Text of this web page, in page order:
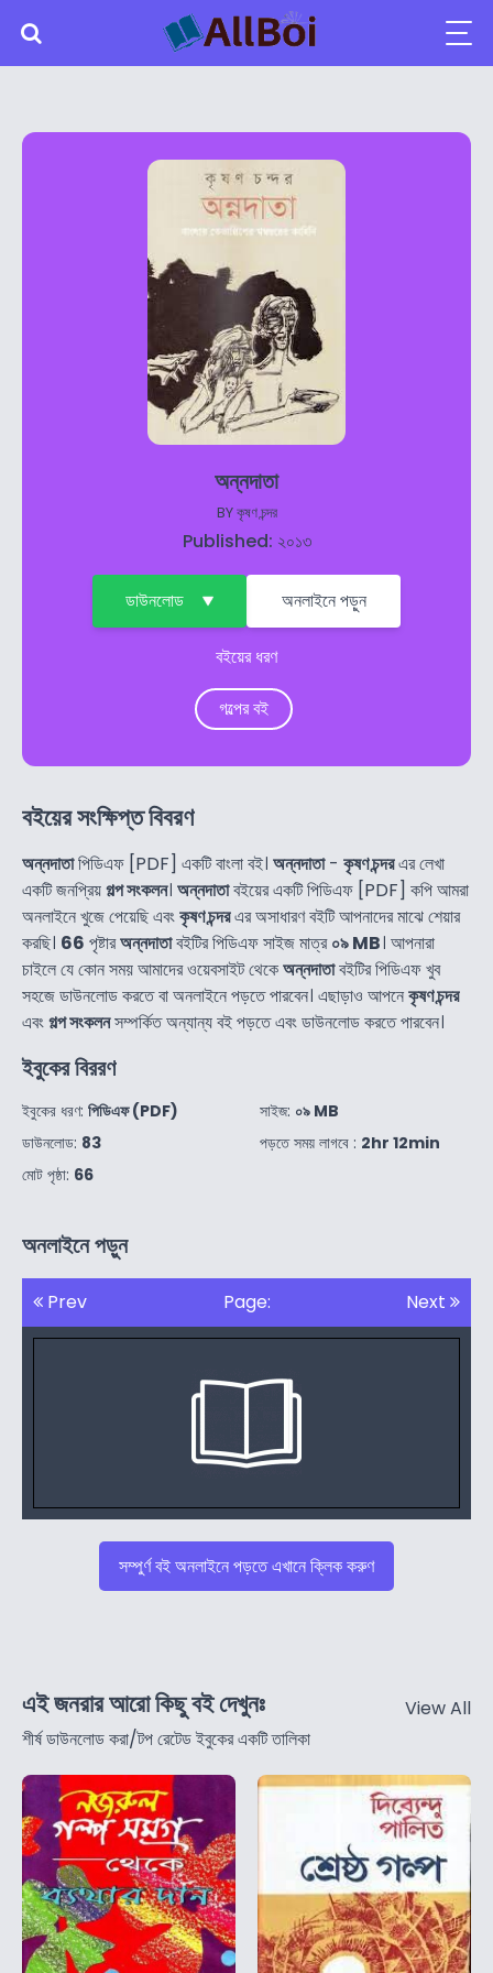
অন্নদাতা
BYকৃষণ চন্দর
Published: ২০১৩
ডাউনলোড অনলাইনে পড়ুন
বইয়ের ধরণ
গল্পের বই
বইয়ের সংক্ষিপ্ত বিবরণ
অন্নদাতাপিডিএফ [PDF] একটি বাংলা বই। অন্নদাতা- কৃষণ চন্দরএর লেখা
একটি জনপ্রিয়গল্প সংকলন। অন্নদাতাবইয়ের একটি পিডিএফ [PDF] কপি আমরা
অনলাইনে খুজে পেয়েছি এবংকৃষণ চন্দরএর অসাধারণ বইটি আপনাদের মাঝে শেয়ার
করছি। 66 পৃষ্টারঅন্নদাতাবইটির পিডিএফ সাইজ মাত্র০৯ MB। আপনারা
চাইলে যে কোন সময় আমাদের ওয়েবসাইট থেকেঅন্নদাতাবইটির পিডিএফ খুব
সহজে ডাউনলোড করতে বা অনলাইনে পড়তে পারবেন। এছাড়াও আপনেকৃষণ চন্দর
এবংগল্প সংকলনসম্পর্কিত অন্যান্য বই পড়তে এবং ডাউনলোড করতে পারবেন।
ইবুকের বিররণ
ইবুকের ধরণ: পিডিএফ (PDF)
ডাউনলোড: 83
মোট পৃষ্ঠা: 66
সাইজ: ০৯ MB
পড়তে সময় লাগবে : 2hr 12min
অনলাইনে পড়ুন
Prev Page: Next
সম্পুর্ণ বই অনলাইনে পড়তে এখানে ক্লিক করুণ
এই জনরার আরো কিছু বই দেখুনঃ
শীর্ষ ডাউনলোড করা/টপ রেটেড ইবুকের একটি তালিকা
View All